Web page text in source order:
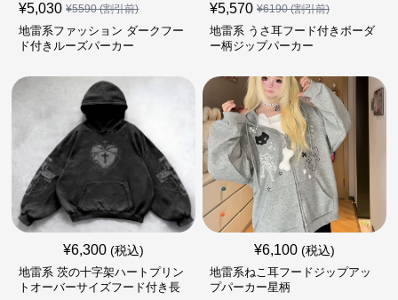
¥5,030 ¥5590(割引前)
地雷系ファッション ダークフー
ド付きルーズパーカー
¥5,570 ¥6190(割引前)
地雷系 うさ耳フード付きボーダ
ー柄ジップパーカー
¥6,300 (税込)
地雷系 茨の十字架ハートプリン
トオーバーサイズフード付き長
¥6,100 (税込)
地雷系ねこ耳フードジップアッ
プパーカー星柄